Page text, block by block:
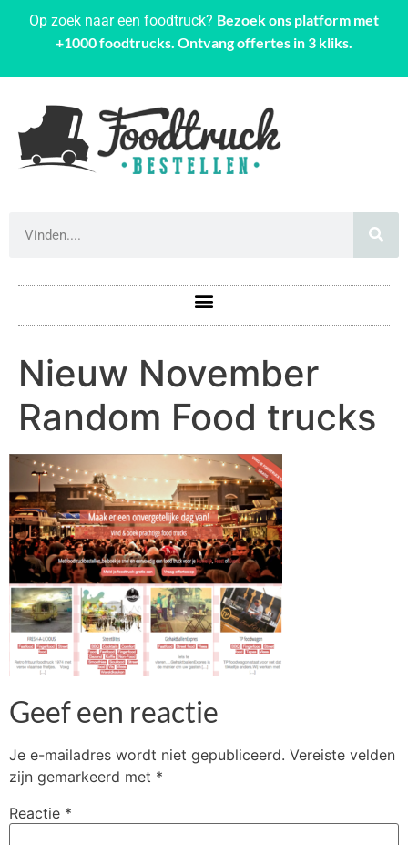
Op zoek naar een foodtruck? Bezoek ons platform met
+1000 foodtrucks. Ontvang offertes in 3 kliks.
Nieuw November
Random Food trucks
Geef een reactie
Je e-mailadres wordt niet gepubliceerd. Vereiste velden
zijn gemarkeerd met *
Reactie *